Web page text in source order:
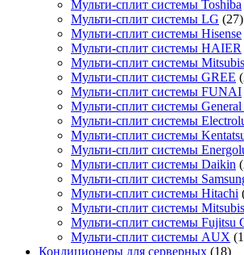
Мульти-сплит системы Toshiba
Мульти-сплит системы LG (27)
Мульти-сплит системы Hisense
Мульти-сплит системы HAIER
Мульти-сплит системы
Мульти-сплит системы GREE
Мульти-сплит системы FUNAI
Мульти-сплит системы
Мульти-сплит системы
Мульти-сплит системы
Мульти-сплит системы
Мульти-сплит системы Daikin
Мульти-сплит системы
Мульти-сплит системы Hitachi
Мульти-сплит системы
Мульти-сплит системы Fujitsu
Мульти-сплит системы AUX
Кондиционеры для серверных (18)